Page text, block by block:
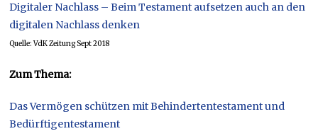
Digitaler Nachlass – Beim Testament aufsetzen auch an den
digitalen Nachlass denken
Quelle: VdK Zeitung Sept 2018
Zum Thema:
Das Vermögen schützen mit Behindertentestament und
Bedürftigentestament